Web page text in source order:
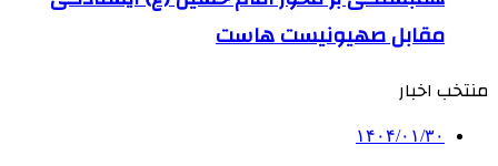
مقابل صهیونیست هاست
منتخب اخبار
۱۴۰۴/۰۱/۳۰